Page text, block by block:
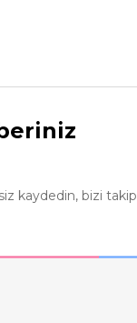
kaydedin, bizi takip